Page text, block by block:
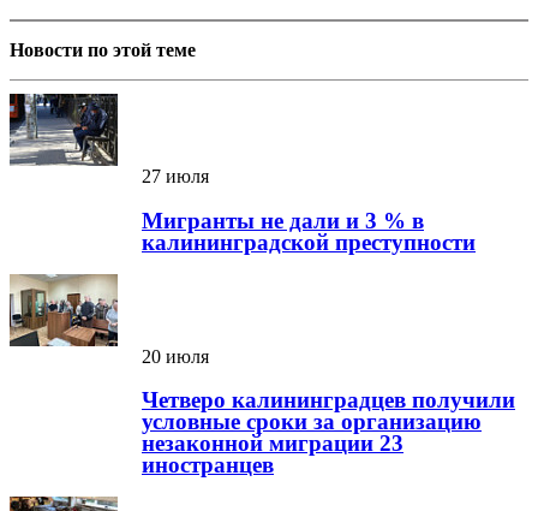
Новости по этой теме
27 июля
Мигранты не дали и 3 % в
калининградской преступности
20 июля
Четверо калининградцев получили
условные сроки за организацию
незаконной миграции 23
иностранцев